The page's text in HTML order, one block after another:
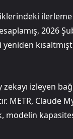
2026
izleyen
METR, Claude
modelin